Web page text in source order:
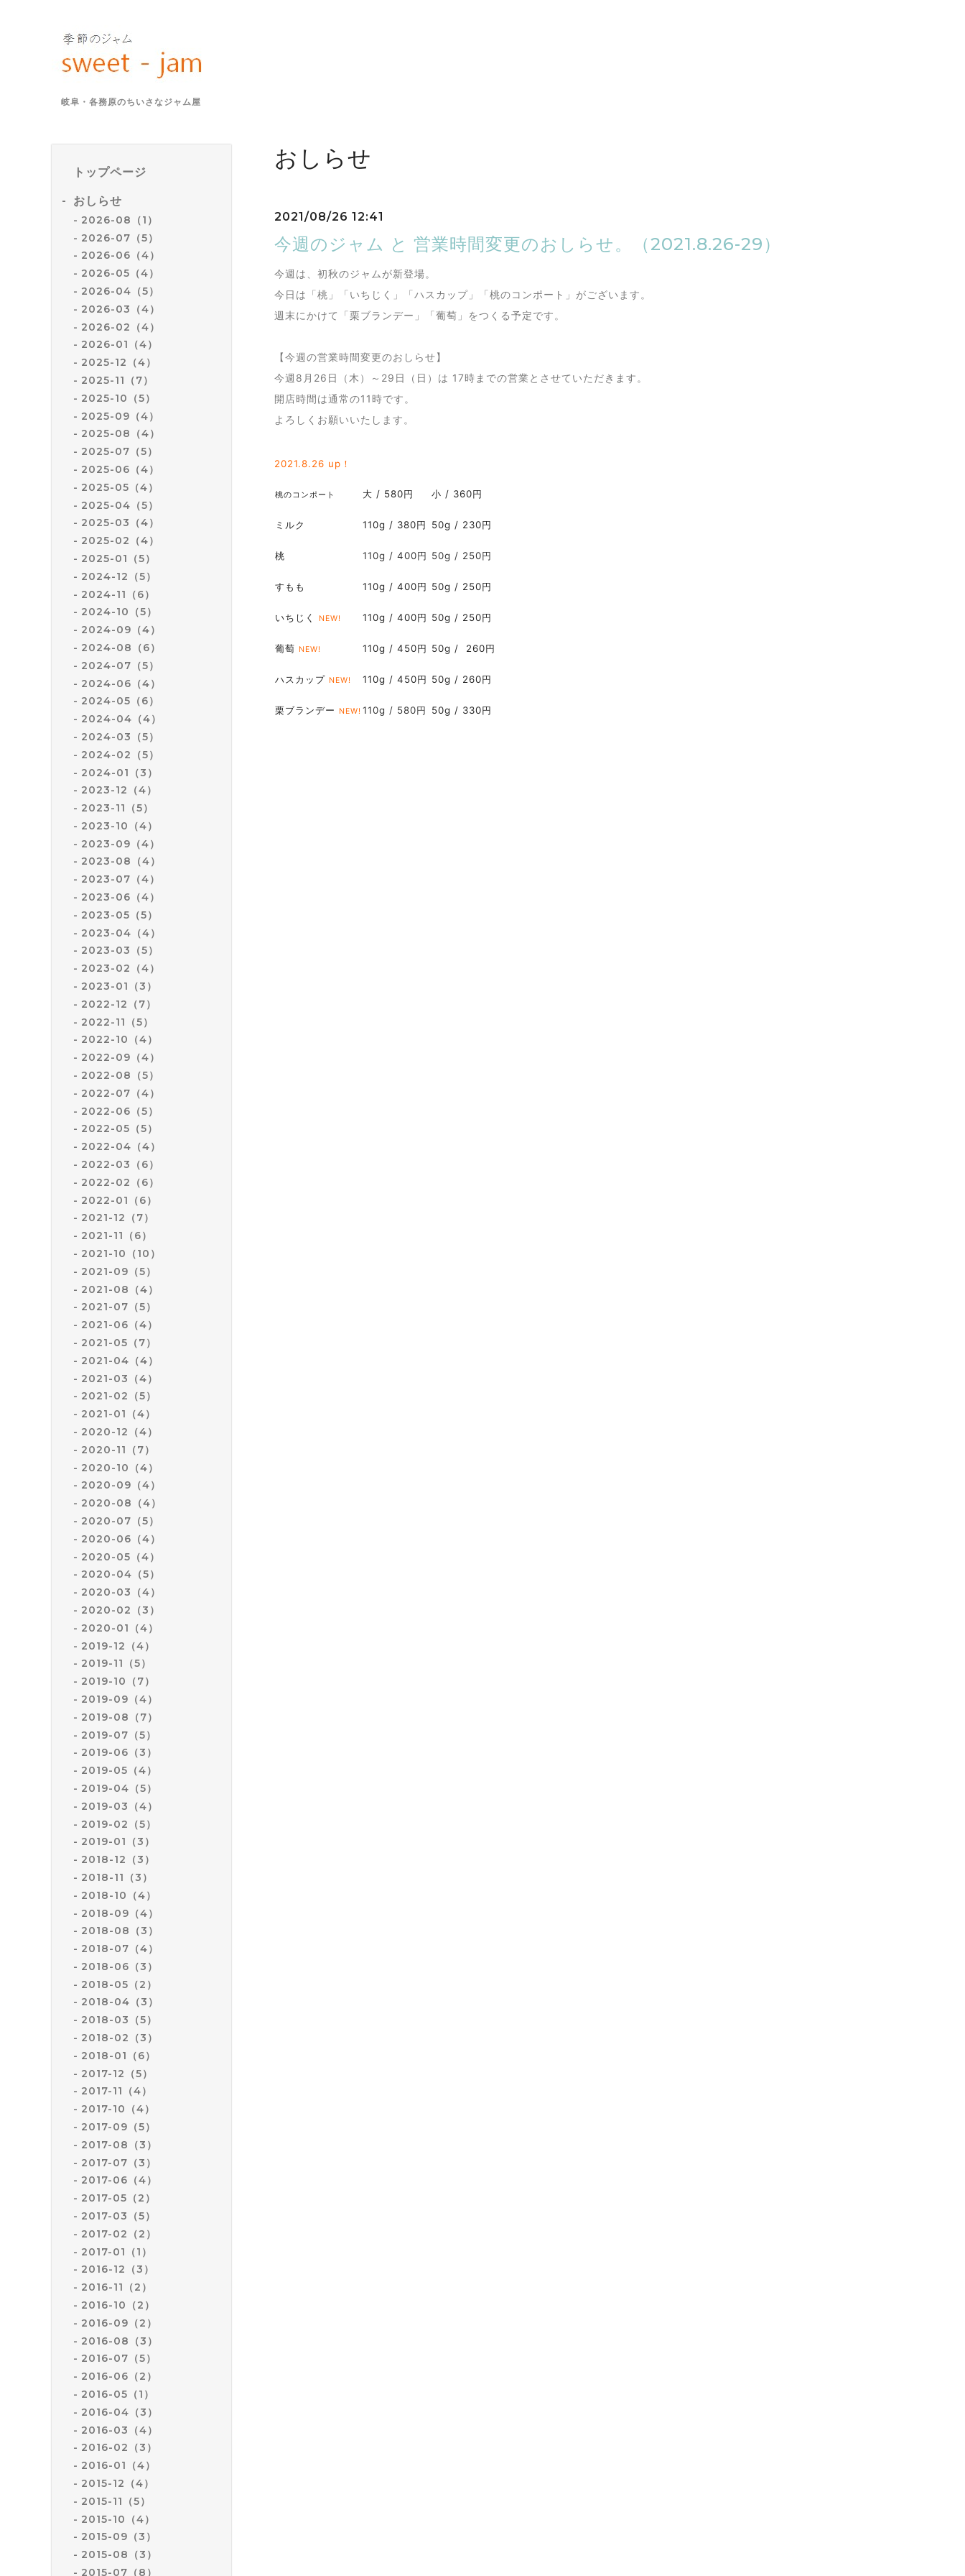
岐阜・各務原のちいさなジャム屋
トップページ
おしらせ
2026-08（1）
2026-07（5）
2026-06（4）
2026-05（4）
2026-04（5）
2026-03（4）
2026-02（4）
2026-01（4）
2025-12（4）
2025-11（7）
2025-10（5）
2025-09（4）
2025-08（4）
2025-07（5）
2025-06（4）
2025-05（4）
2025-04（5）
2025-03（4）
2025-02（4）
2025-01（5）
2024-12（5）
2024-11（6）
2024-10（5）
2024-09（4）
2024-08（6）
2024-07（5）
2024-06（4）
2024-05（6）
2024-04（4）
2024-03（5）
2024-02（5）
2024-01（3）
2023-12（4）
2023-11（5）
2023-10（4）
2023-09（4）
2023-08（4）
2023-07（4）
2023-06（4）
2023-05（5）
2023-04（4）
2023-03（5）
2023-02（4）
2023-01（3）
2022-12（7）
2022-11（5）
2022-10（4）
2022-09（4）
2022-08（5）
2022-07（4）
2022-06（5）
2022-05（5）
2022-04（4）
2022-03（6）
2022-02（6）
2022-01（6）
2021-12（7）
2021-11（6）
2021-10（10）
2021-09（5）
2021-08（4）
2021-07（5）
2021-06（4）
2021-05（7）
2021-04（4）
2021-03（4）
2021-02（5）
2021-01（4）
2020-12（4）
2020-11（7）
2020-10（4）
2020-09（4）
2020-08（4）
2020-07（5）
2020-06（4）
2020-05（4）
2020-04（5）
2020-03（4）
2020-02（3）
2020-01（4）
2019-12（4）
2019-11（5）
2019-10（7）
2019-09（4）
2019-08（7）
2019-07（5）
2019-06（3）
2019-05（4）
2019-04（5）
2019-03（4）
2019-02（5）
2019-01（3）
2018-12（3）
2018-11（3）
2018-10（4）
2018-09（4）
2018-08（3）
2018-07（4）
2018-06（3）
2018-05（2）
2018-04（3）
2018-03（5）
2018-02（3）
2018-01（6）
2017-12（5）
2017-11（4）
2017-10（4）
2017-09（5）
2017-08（3）
2017-07（3）
2017-06（4）
2017-05（2）
2017-03（5）
2017-02（2）
2017-01（1）
2016-12（3）
2016-11（2）
2016-10（2）
2016-09（2）
2016-08（3）
2016-07（5）
2016-06（2）
2016-05（1）
2016-04（3）
2016-03（4）
2016-02（3）
2016-01（4）
2015-12（4）
2015-11（5）
2015-10（4）
2015-09（3）
2015-08（3）
2015-07（8）
おしらせ
2021/08/26 12:41
今週のジャム と 営業時間変更のおしらせ。（2021.8.26-29）
今週は、初秋のジャムが新登場。
今日は「桃」「いちじく」「ハスカップ」「桃のコンポート」がございます。
週末にかけて「栗ブランデー」「葡萄」をつくる予定です。
【今週の営業時間変更のおしらせ】
今週8月26日（木）～29日（日）は 17時までの営業とさせていただきます。
開店時間は通常の11時です。
よろしくお願いいたします。
2021.8.26 up！
桃のコンポート 大 / 580円 小 / 360円
ミルク 110g / 380円 50g / 230円
桃 110g / 400円 50g / 250円
すもも 110g / 400円 50g / 250円
いちじく NEW! 110g / 400円 50g / 250円
葡萄 NEW! 110g / 450円 50g / 260円
ハスカップ NEW! 110g / 450円 50g / 260円
栗ブランデー NEW! 110g / 580円 50g / 330円